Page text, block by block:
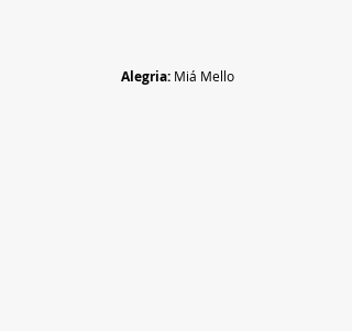
Alegria: Miá Mello